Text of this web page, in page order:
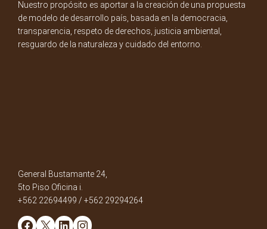
Nuestro propósito es aportar a la creación de una propuesta
de modelo de desarrollo país, basada en la democracia,
transparencia, respeto de derechos, justicia ambiental,
resguardo de la naturaleza y cuidado del entorno.
General Bustamante 24,
5to Piso Oficina i.
+562 22694499 / +562 29294264